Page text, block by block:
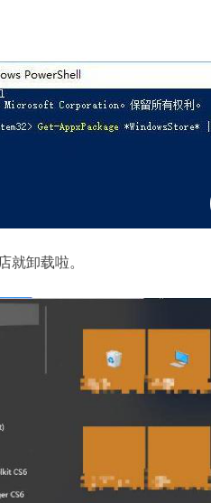
卸载啦。